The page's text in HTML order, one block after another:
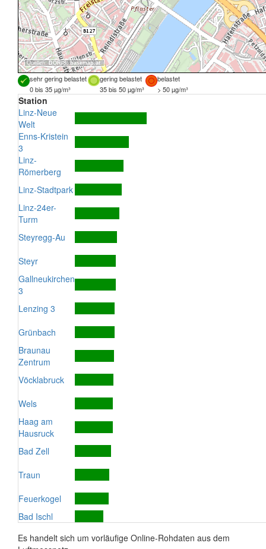
Quellen: DORIS,basemap.at
sehr gering belastet gering belastet
belastet
0 bis 35 µg/m³
35 bis 50 µg/m³ > 50 µg/m³
Station
Linz-Neue
Welt
Enns-Kristein
3
Linz-
Römerberg
Linz-Stadtpark
Linz-24er-
Turm
Steyregg-Au
Steyr
Gallneukirchen
3
Lenzing 3
Grünbach
Braunau
Zentrum
Vöcklabruck
Wels
Haag am
Hausruck
Bad Zell
Traun
Feuerkogel
Bad Ischl
Es handelt sich um vorläufige Online-Rohdaten aus dem